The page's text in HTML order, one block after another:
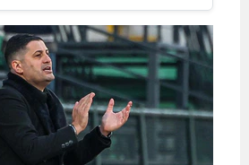
Samsun
Siirt
Sinop
Sivas